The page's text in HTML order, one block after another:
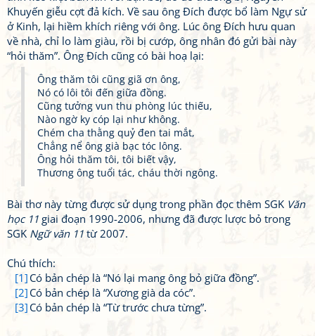
Khuyến giễu cợt đả kích. Về sau ông Đích được bổ làm Ngự sử
ở Kinh, lại hiềm khích riêng với ông. Lúc ông Đích hưu quan
về nhà, chỉ lo làm giàu, rồi bị cướp, ông nhân đó gửi bài này
“hỏi thăm”. Ông Đích cũng có bài hoạ lại:
Ông thăm tôi cũng giã ơn ông,
Nó có lôi tôi đến giữa đồng.
Cũng tưởng vun thu phòng lúc thiếu,
Nào ngờ ky cóp lại như không.
Chém cha thằng quỷ đen tai mắt,
Chẳng nể ông già bạc tóc lông.
Ông hỏi thăm tôi, tôi biết vậy,
Thương ông tuổi tác, cháu thời ngông.
Bài thơ này từng được sử dụng trong phần đọc thêm SGK Văn
học 11 giai đoạn 1990-2006, nhưng đã được lược bỏ trong
SGK Ngữ văn 11 từ 2007.
Chú thích:
[1] Có bản chép là “Nó lại mang ông bỏ giữa đồng”.
[2] Có bản chép là “Xương già da cóc”.
[3] Có bản chép là “Từ trước chưa từng”.